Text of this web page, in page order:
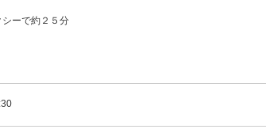
ーで約２５分